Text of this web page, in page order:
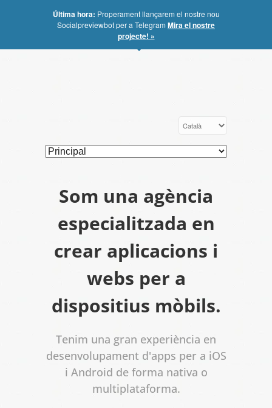
Última hora: Properament llançarem el nostre nou
Socialpreviewbot per a Telegram Mira el nostre
projecte! »
Som una agència
especialitzada en
crear aplicacions i
webs per a
dispositius mòbils.
Tenim una gran experiència en
desenvolupament d'apps per a iOS
i Android de forma nativa o
multiplataforma.